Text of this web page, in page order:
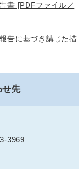
書 [PDFファイル／
告に基づき講じた措
せ先
3969